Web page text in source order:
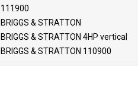
111900
BRIGGS & STRATTON
BRIGGS & STRATTON 4HP vertical
BRIGGS & STRATTON 110900